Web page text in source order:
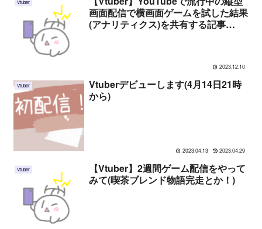
Vtuber
画面配信で横画面ゲームを試した結果
(アナリティクス)を共有する記事
2023.12.10
Vtuber
Vtuberデビューします(4月14日21時
から)
2023.04.13 2023.04.29
Vtuber
【Vtuber】2週間ゲーム配信をやって
みて(喫茶ブレンド物語完走とか！)